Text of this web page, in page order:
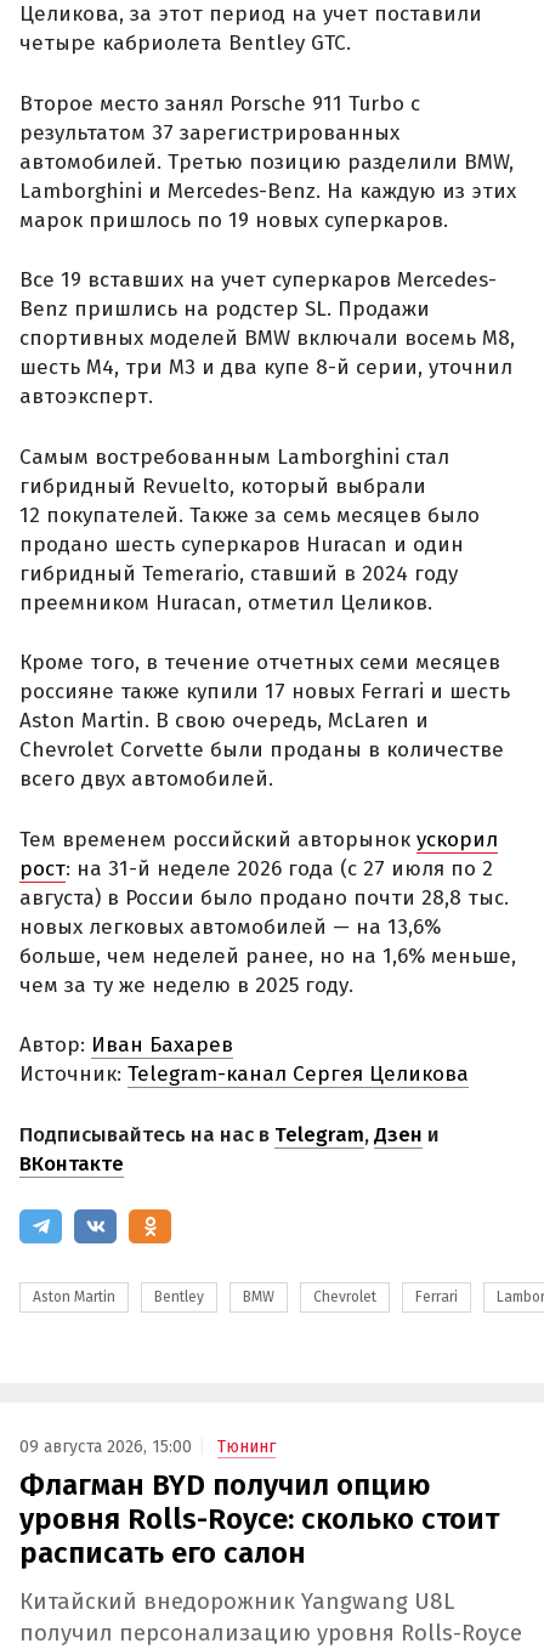
Целикова, за этот период на учет поставили
четыре кабриолета Bentley GTC.
Второе место занял Porsche 911 Turbo с
результатом 37 зарегистрированных
автомобилей. Третью позицию разделили BMW,
Lamborghini и Mercedes-Benz. На каждую из этих
марок пришлось по 19 новых суперкаров.
Все 19 вставших на учет суперкаров Mercedes-
Benz пришлись на родстер SL. Продажи
спортивных моделей BMW включали восемь M8,
шесть M4, три M3 и два купе 8-й серии, уточнил
автоэксперт.
Самым востребованным Lamborghini стал
гибридный Revuelto, который выбрали
12 покупателей. Также за семь месяцев было
продано шесть суперкаров Huracan и один
гибридный Temerario, ставший в 2024 году
преемником Huracan, отметил Целиков.
Кроме того, в течение отчетных семи месяцев
россияне также купили 17 новых Ferrari и шесть
Aston Martin. В свою очередь, McLaren и
Chevrolet Corvette были проданы в количестве
всего двух автомобилей.
Тем временем российский авторынок ускорил
рост: на 31-й неделе 2026 года (с 27 июля по 2
августа) в России было продано почти 28,8 тыс.
новых легковых автомобилей — на 13,6%
больше, чем неделей ранее, но на 1,6% меньше,
чем за ту же неделю в 2025 году.
Автор: Иван Бахарев
Источник: Telegram-канал Сергея Целикова
Подписывайтесь на нас в Telegram,Дзен и
ВКонтакте
Aston Martin Bentley BMW Chevrolet Ferrari
09 августа 2026, 15:00 Тюнинг
Флагман BYD получил опцию
уровня Rolls-Royce: сколько стоит
расписать его салон
Китайский внедорожник Yangwang U8L
получил персонализацию уровня Rolls-Royce